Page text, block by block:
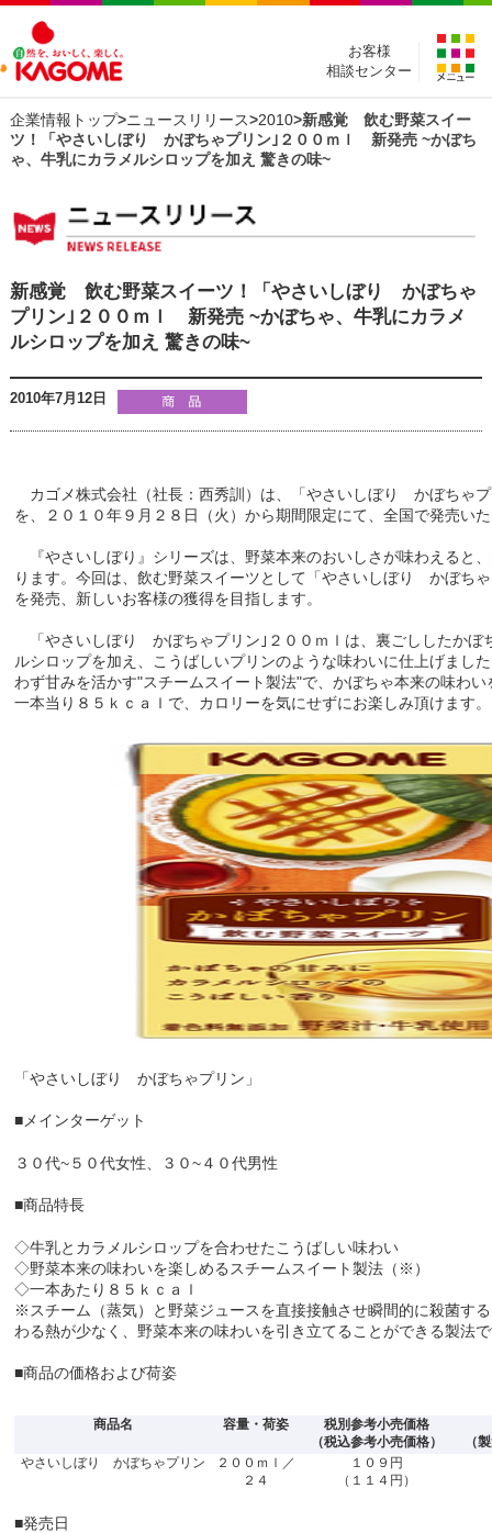
お客様
相談センター
企業情報トップ>ニュースリリース>2010>新感覚 飲む野菜スイー
ツ！「やさいしぼり かぼちゃプリン｣２００ｍｌ 新発売 ~かぼち
ゃ、牛乳にカラメルシロップを加え 驚きの味~
新感覚 飲む野菜スイーツ！「やさいしぼり かぼちゃ
プリン｣２００ｍｌ 新発売 ~かぼちゃ、牛乳にカラメ
ルシロップを加え 驚きの味~
2010年7月12日
カゴメ株式会社（社長：西秀訓）は、「やさいしぼり かぼちゃプ
を、２０１０年９月２８日（火）から期間限定にて、全国で発売い
『やさいしぼり』シリーズは、野菜本来のおいしさが味わえると
ります。今回は、飲む野菜スイーツとして「やさいしぼり かぼち
を発売、新しいお客様の獲得を目指します。
「やさいしぼり かぼちゃプリン｣２００ｍｌは、裏ごししたかぼ
ルシロップを加え、こうばしいプリンのような味わいに仕上げまし
わず甘みを活かす"スチームスイート製法"で、かぼちゃ本来の味わ
一本当り８５ｋｃａｌで、カロリーを気にせずにお楽しみ頂けます。
「やさいしぼり かぼちゃプリン」
■メインターゲット
３０代~５０代女性、３０~４０代男性
■商品特長
◇牛乳とカラメルシロップを合わせたこうばしい味わい
◇野菜本来の味わいを楽しめるスチームスイート製法（※）
◇一本あたり８５ｋｃａｌ
※スチーム（蒸気）と野菜ジュースを直接接触させ瞬間的に殺菌す
わる熱が少なく、野菜本来の味わいを引き立てることができる製法
■商品の価格および荷姿
商品名 容量・荷姿
税別参考小売価格
（税込参考小売価格）
（
やさいしぼり かぼちゃプリン
２００ｍｌ／
２４
１０９円
（１１４円）
■発売日